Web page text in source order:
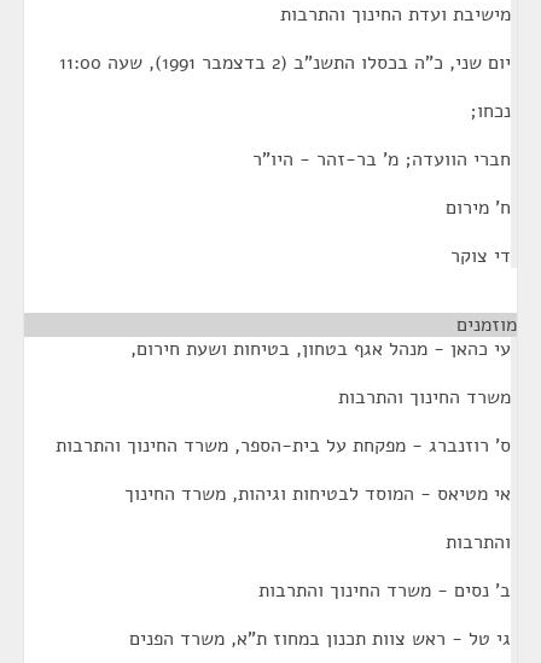
מישיבת ועדת החינוך והתרבות
יום שני, כ"ה בכסלו התשנ"ב (2 בדצמבר 1991), שעה 11:00
נכחו;
חברי הוועדה; מ' בר-זהר - היו"ר
ח' מירום
די צוקר
מוזמנים
עי כהאן - מנהל אגף בטחון, בטיחות ושעת חירום,
משרד החינוך והתרבות
ס' רוזנברג - מפקחת על בית-הספר, משרד החינוך והתרבות
אי מטיאס - המוסד לבטיחות וגיהות, משרד החינוך
והתרבות
ב' נסים - משרד החינוך והתרבות
גי טל - ראש צוות תכנון במחוז ת"א, משרד הפנים